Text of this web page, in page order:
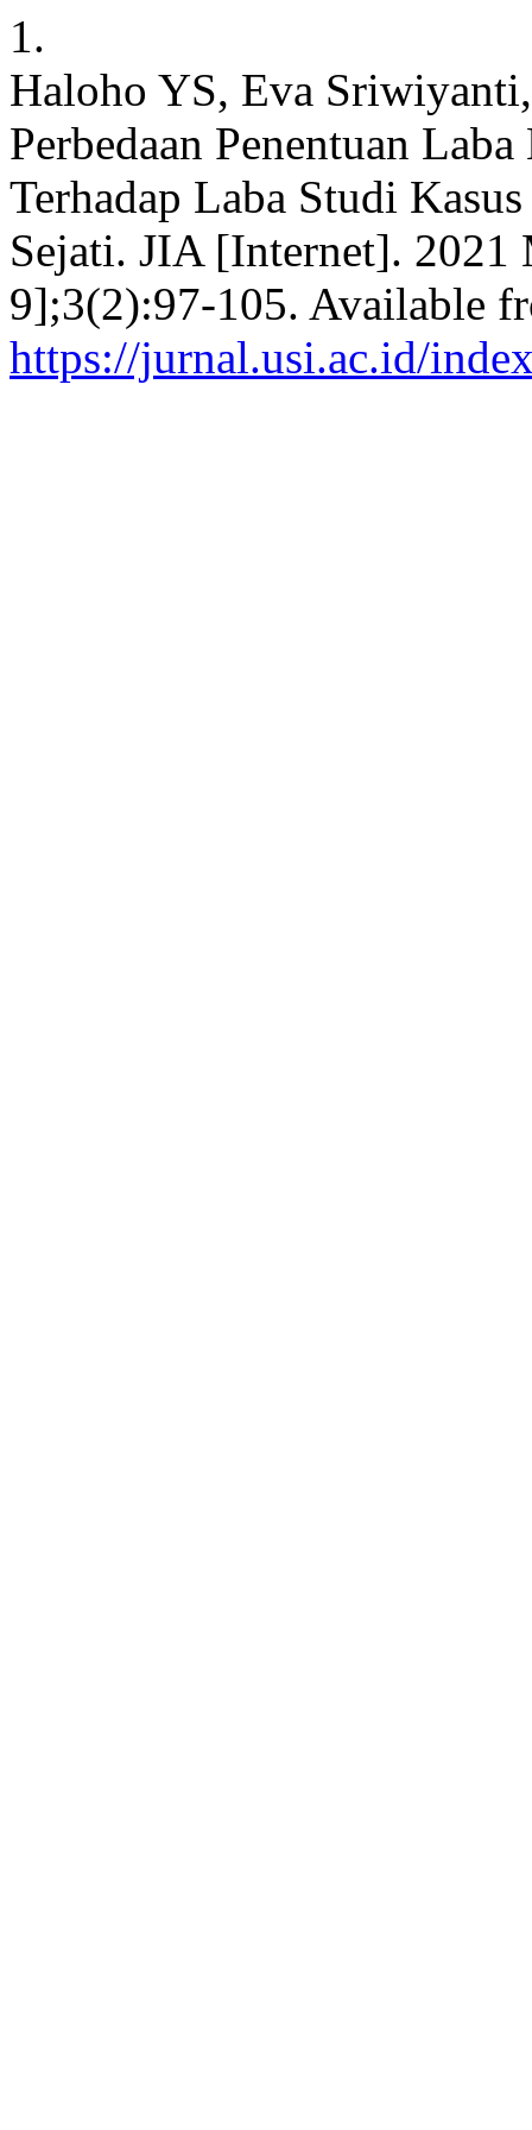
1.
Haloho YS, Eva
Perbedaan Penentuan
Terhadap Laba Studi
Sejati. JIA [Internet].
9];3(2):97-105. Available
https://jurnal.usi.ac.id/